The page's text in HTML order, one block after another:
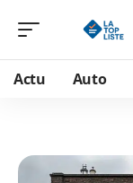
Actu Auto